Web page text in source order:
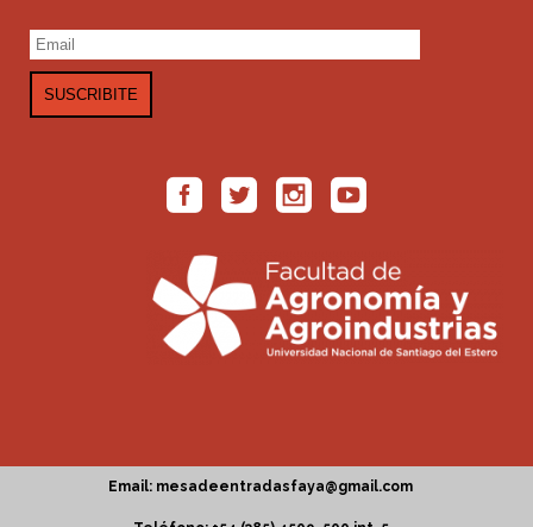
Email: mesadeentradasfaya@gmail.com